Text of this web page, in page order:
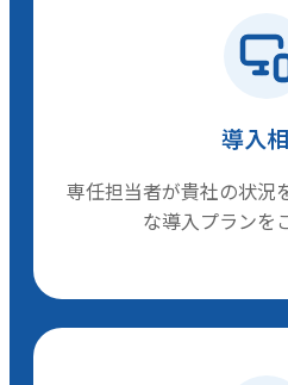
導入
専任担当者が貴社の状況
な導入プランを